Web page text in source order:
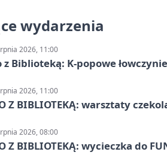
wydarzenia
2026, 11:00
z Biblioteką: K-popowe
2026, 11:00
Z BIBLIOTEKĄ: warsztaty
2026, 08:00
Z BIBLIOTEKĄ: wycieczka do